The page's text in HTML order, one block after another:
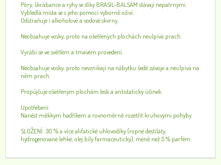
Póry, škrábance a rýhy se díky BRASIL-BALSAM stávají nepatrnými.
Vybledlá místa se s jeho pomocí výborně oživí.
Odstraňuje i alkoholové a vodové skvrny.
Neobsahuje vosky, proto na ošetřených plochách neulpívá prach.
Vyrábí se ve světlém a tmavém provedení.
Neobsahuje vosky, proto nevznikají na nábytku šedé závoje a neulpívá na
něm prach.
Propůjčuje ošetřeným plochám lesk a antistatický účinek.
Upotřebení:
Nanést měkkým hadříkem a rovnoměrně rozetřít kruhovými pohyby.
SLOŽENÍ: 30 % a více alifatické uhlovodíky (ropné destiláty,
hydrogenované lehké, olej bílý farmaceutický), méně než 5 % parfém.